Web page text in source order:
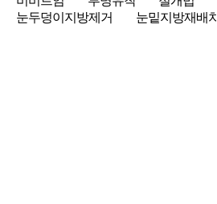
눈두덩이지방제거
눈밑지방재배치